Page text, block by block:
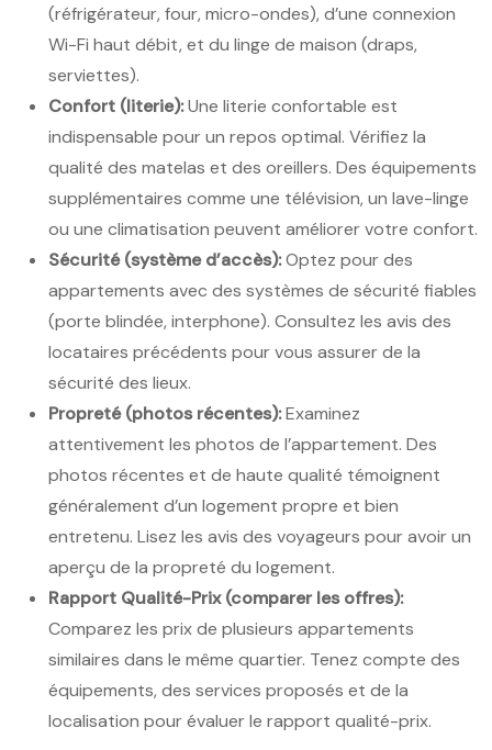
(réfrigérateur, four, micro-ondes), d’une connexion
Wi-Fi haut débit, et du linge de maison (draps,
serviettes).
Confort (literie):Une literie confortable est
indispensable pour un repos optimal. Vérifiez la
qualité des matelas et des oreillers. Des équipements
supplémentaires comme une télévision, un lave-linge
ou une climatisation peuvent améliorer votre confort.
Sécurité (système d’accès):Optez pour des
appartements avec des systèmes de sécurité fiables
(porte blindée, interphone). Consultez les avis des
locataires précédents pour vous assurer de la
sécurité des lieux.
Propreté (photos récentes):Examinez
attentivement les photos de l’appartement. Des
photos récentes et de haute qualité témoignent
généralement d’un logement propre et bien
entretenu. Lisez les avis des voyageurs pour avoir un
aperçu de la propreté du logement.
Rapport Qualité-Prix (comparer les offres):
Comparez les prix de plusieurs appartements
similaires dans le même quartier. Tenez compte des
équipements, des services proposés et de la
localisation pour évaluer le rapport qualité-prix.